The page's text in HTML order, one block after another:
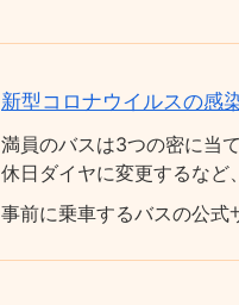
新型コロナウイルスの感
満員のバスは3つの密に当
休日ダイヤに変更するなど
事前に乗車するバスの公式